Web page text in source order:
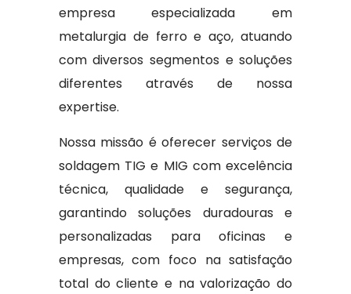
empresa especializada em
metalurgia de ferro e aço, atuando
com diversos segmentos e soluções
diferentes através de nossa
expertise.
Nossa missão é oferecer serviços de
soldagem TIG e MIG com excelência
técnica, qualidade e segurança,
garantindo soluções duradouras e
personalizadas para oficinas e
empresas, com foco na satisfação
total do cliente e na valorização do